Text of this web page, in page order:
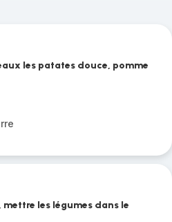
les patates douce, pomme
les légumes dans le